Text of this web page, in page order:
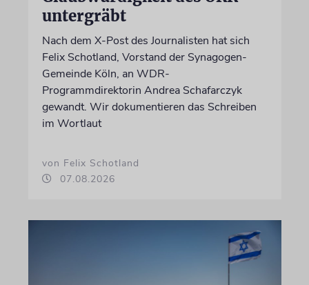
untergräbt
Nach dem X-Post des Journalisten hat sich
Felix Schotland, Vorstand der Synagogen-
Gemeinde Köln, an WDR-
Programmdirektorin Andrea Schafarczyk
gewandt. Wir dokumentieren das Schreiben
im Wortlaut
von Felix Schotland
07.08.2026